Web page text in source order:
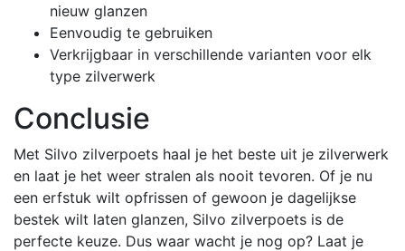
nieuw glanzen
Eenvoudig te gebruiken
Verkrijgbaar in verschillende varianten voor elk
type zilverwerk
Conclusie
Met Silvo zilverpoets haal je het beste uit je zilverwerk
en laat je het weer stralen als nooit tevoren. Of je nu
een erfstuk wilt opfrissen of gewoon je dagelijkse
bestek wilt laten glanzen, Silvo zilverpoets is de
perfecte keuze. Dus waar wacht je nog op? Laat je